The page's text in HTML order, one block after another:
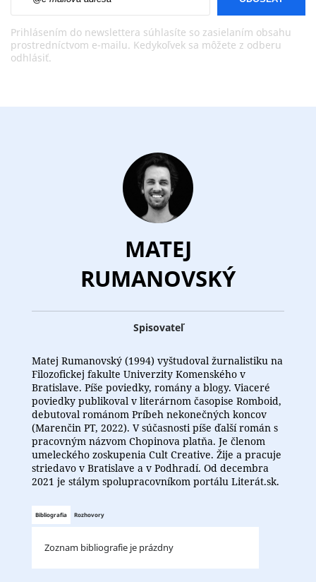
MATEJ
RUMANOVSKÝ
Spisovateľ
Matej Rumanovský (1994) vyštudoval žurnalistiku na
Filozofickej fakulte Univerzity Komenského v
Bratislave. Píše poviedky, romány a blogy. Viaceré
poviedky publikoval v literárnom časopise Romboid,
debutoval románom Príbeh nekonečných koncov
(Marenčin PT, 2022). V súčasnosti píše ďalší román s
pracovným názvom Chopinova platňa. Je členom
umeleckého zoskupenia Cult Creative. Žije a pracuje
striedavo v Bratislave a v Podhradí. Od decembra
2021 je stálym spolupracovníkom portálu Literát.sk.
Bibliografia Rozhovory
Zoznam bibliografie je prázdny
Prihlásením do newslettera súhlasíte so zasielaním obsahu
prostredníctvom e-mailu. Kedykoľvek sa môžete z odberu
odhlásiť.